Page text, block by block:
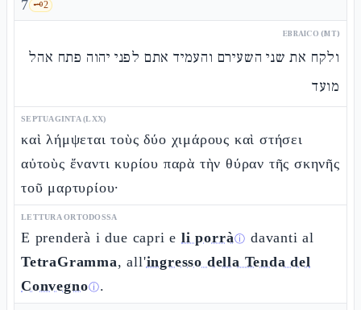
7 🗝️2
EBRAICO (MT)
ולקח את שני השעירם והעמיד אתם לפני יהוה פתח אהל
מועד
SEPTUAGINTA (LXX)
καὶ λήμψεται τοὺς δύο χιμάρους καὶ στήσει
αὐτοὺς ἔναντι κυρίου παρὰ τὴν θύραν τῆς σκηνῆς
τοῦ μαρτυρίου·
LETTURA ORTODOSSA
E prenderà i due capri e li porràⓘ davanti al
TetraGramma, all'ingresso della Tenda del
Convegnoⓘ.